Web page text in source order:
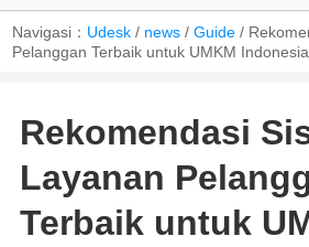
Navigasi： Udesk / news /Guide /
Pelanggan Terbaik untuk UMKM
Rekomendasi
Layanan
Terbaik untuk